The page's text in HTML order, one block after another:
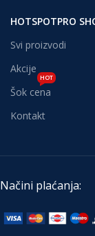
HOTSPOTPRO
Svi proizvodi
Akcije
Šok cena
HOT
Kontakt
Načini plaćanja: